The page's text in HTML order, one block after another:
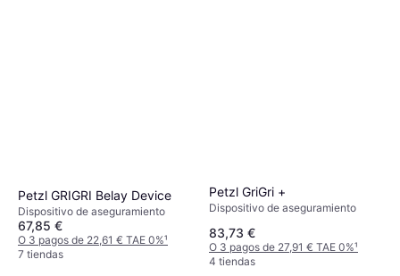
Petzl GRIGRI Belay Device
Dispositivo de aseguramiento
67,85 €
O 3 pagos de 22,61 € TAE 0%¹
7 tiendas
Petzl GriGri +
Dispositivo de aseguramiento
83,73 €
O 3 pagos de 27,91 € TAE 0%¹
4 tiendas